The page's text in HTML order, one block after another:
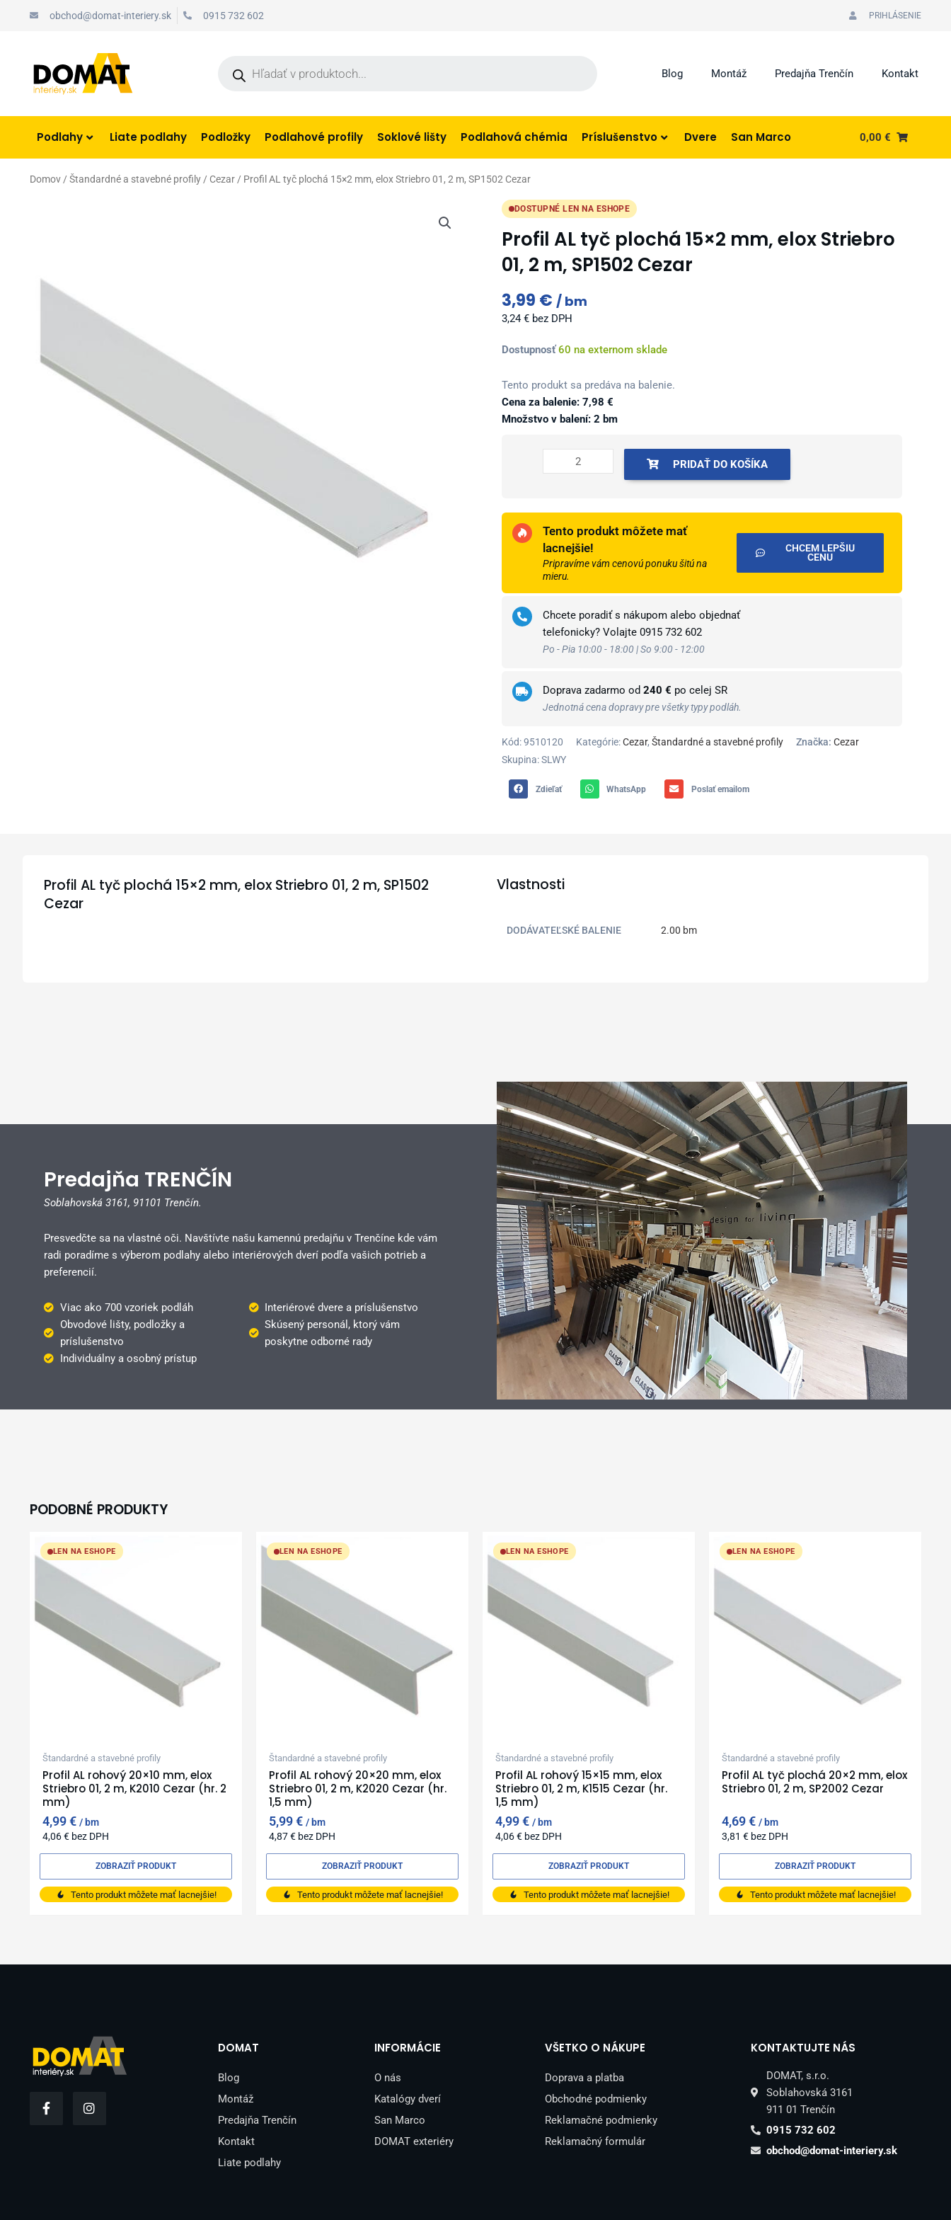
obchod@domat-interiery.sk 0915 732 602 PRIHLÁSENIE
Blog Montáž Predajňa Trenčín Kontakt
Podlahy Liate podlahy Podložky Podlahové profily Soklové lišty Podlahová chémia Príslušenstvo Dvere San Marco 0,00€
Domov / Štandardné a stavebné profily / Cezar / Profil AL tyč plochá 15×2 mm, elox Striebro 01, 2 m, SP1502 Cezar
DOSTUPNÉ LEN NA ESHOPE
Profil AL tyč plochá 15×2 mm, elox Striebro
01, 2 m, SP1502 Cezar
3,99 € bm
3,24 € bez DPH
Dostupnosť 60 na externom sklade
Tento produkt sa predáva na balenie.
Cena za balenie: 7,98 €
Množstvo v balení: 2 bm
množstvo
AL
tyč
plochá
m,
SP1502
PRIDAŤ DO KOŠÍKA
Tento produkt môžete mať
lacnejšie!
Pripravíme vám cenovú ponuku šitú na
mieru.
CHCEM LEPŠIU
CENU
Chcete poradiť s nákupom alebo objednať
telefonicky? Volajte 0915 732 602
Po - Pia 10:00 - 18:00 | So 9:00 - 12:00
Doprava zadarmo od 240 € po celej SR
Jednotná cena dopravy pre všetky typy podláh.
Kód:9510120 Kategórie:Cezar, Štandardné a stavebné profily Značka: Cezar
Skupina: SLWY
Zdieľať WhatsApp Poslať emailom
Profil AL tyč plochá 15×2 mm, elox Striebro 01, 2 m, SP1502
Cezar
Vlastnosti
DODÁVATEĽSKÉ BALENIE 2.00 bm
Predajňa TRENČÍN
Soblahovská 3161, 91101 Trenčín.
Presvedčte sa na vlastné oči. Navštívte našu kamennú predajňu v Trenčíne kde vám
radi poradíme s výberom podlahy alebo interiérových dverí podľa vašich potrieb a
preferencií.
Viac ako 700 vzoriek podláh
Interiérové dvere a príslušenstvo
Obvodové lišty, podložky a
príslušenstvo
Skúsený personál, ktorý vám
poskytne odborné rady
Individuálny a osobný prístup
PODOBNÉ PRODUKTY
LEN NA ESHOPE
Štandardné a stavebné profily
Profil AL rohový 20×10 mm, elox
Striebro 01, 2 m, K2010 Cezar (hr. 2
mm)
4,99€ bm
4,06€ bez DPH
Tento produkt môžete mať lacnejšie!
ZOBRAZIŤ PRODUKT
LEN NA ESHOPE
Štandardné a stavebné profily
Profil AL rohový 20×20 mm, elox
Striebro 01, 2 m, K2020 Cezar (hr.
1,5 mm)
5,99€ bm
4,87€ bez DPH
Tento produkt môžete mať lacnejšie!
ZOBRAZIŤ PRODUKT
LEN NA ESHOPE
Štandardné a stavebné profily
Profil AL rohový 15×15 mm, elox
Striebro 01, 2 m, K1515 Cezar (hr.
1,5 mm)
4,99€ bm
4,06€ bez DPH
Tento produkt môžete mať lacnejšie!
ZOBRAZIŤ PRODUKT
LEN NA ESHOPE
Štandardné a stavebné profily
Profil AL tyč plochá 20×2 mm, elox
Striebro 01, 2 m, SP2002 Cezar
4,69€ bm
3,81 € bez DPH
Tento produkt môžete mať lacnejšie!
ZOBRAZIŤ PRODUKT
a
n
DOMAT
Blog
Montáž
Predajňa Trenčín
Kontakt
Liate podlahy
INFORMÁCIE
O nás
Katalógy dverí
San Marco
DOMAT exteriéry
VŠETKO O NÁKUPE
Doprava a platba
Obchodné podmienky
Reklamačné podmienky
Reklamačný formulár
KONTAKTUJTE NÁS
DOMAT, s.r.o.
Soblahovská 3161
911 01 Trenčín
0915 732 602
obchod@domat-interiery.sk